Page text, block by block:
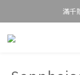
滿千